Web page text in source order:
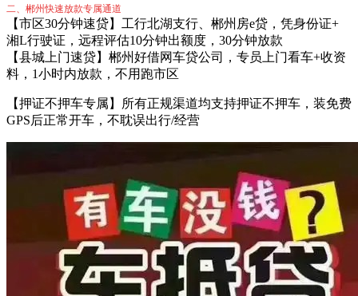
二、郴州快速放款专属通道
【市区30分钟速贷】工行北湖支行、郴州房e贷，凭身份证+
湘L行驶证，远程评估10分钟出额度，30分钟放款
【县城上门速贷】郴州好借网车贷公司，专员上门看车+收资
料，1小时内放款，不用跑市区
【押证不押车专属】所有正规渠道均支持押证不押车，装免费
GPS后正常开车，不耽误出行/经营